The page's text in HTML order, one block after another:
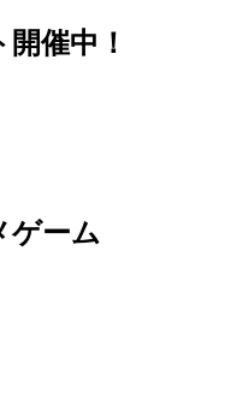
催中！
ゲーム